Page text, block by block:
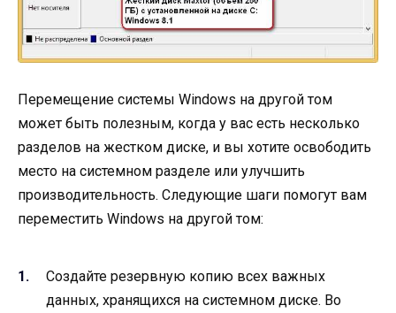
Перемещение системы Windows на другой том
может быть полезным, когда у вас есть несколько
разделов на жестком диске, и вы хотите освободить
место на системном разделе или улучшить
производительность. Следующие шаги помогут вам
переместить Windows на другой том:
Создайте резервную копию всех важных
данных, хранящихся на системном диске. Во